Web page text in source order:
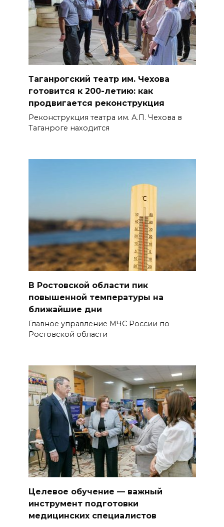
Таганрогский театр им. Чехова
готовится к 200-летию: как
продвигается реконструкция
Реконструкция театра им. А.П. Чехова в
Таганроге находится
В Ростовской области пик
повышенной температуры на
ближайшие дни
Главное управление МЧС России по
Ростовской области
Целевое обучение — важный
инструмент подготовки
медицинских специалистов